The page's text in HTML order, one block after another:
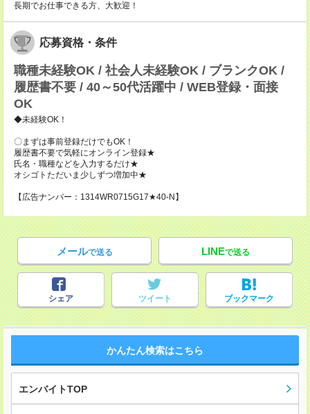
長期でお仕事できる方、大歓迎！
応募資格・条件
職種未経験OK / 社会人未経験OK / ブランクOK /
履歴書不要 / 40～50代活躍中 / WEB登録・面接
OK
◆未経験OK！
〇まずは事前登録だけでもOK！
履歴書不要で気軽にオンライン登録★
氏名・職種などを入力するだけ★
オシゴトただいま少しずつ増加中★
【広告ナンバー：1314WR0715G17★40-N】
メールで送る LINEで送る
シェア ツイート ブックマーク
かんたん検索はこちら
エンバイトTOP